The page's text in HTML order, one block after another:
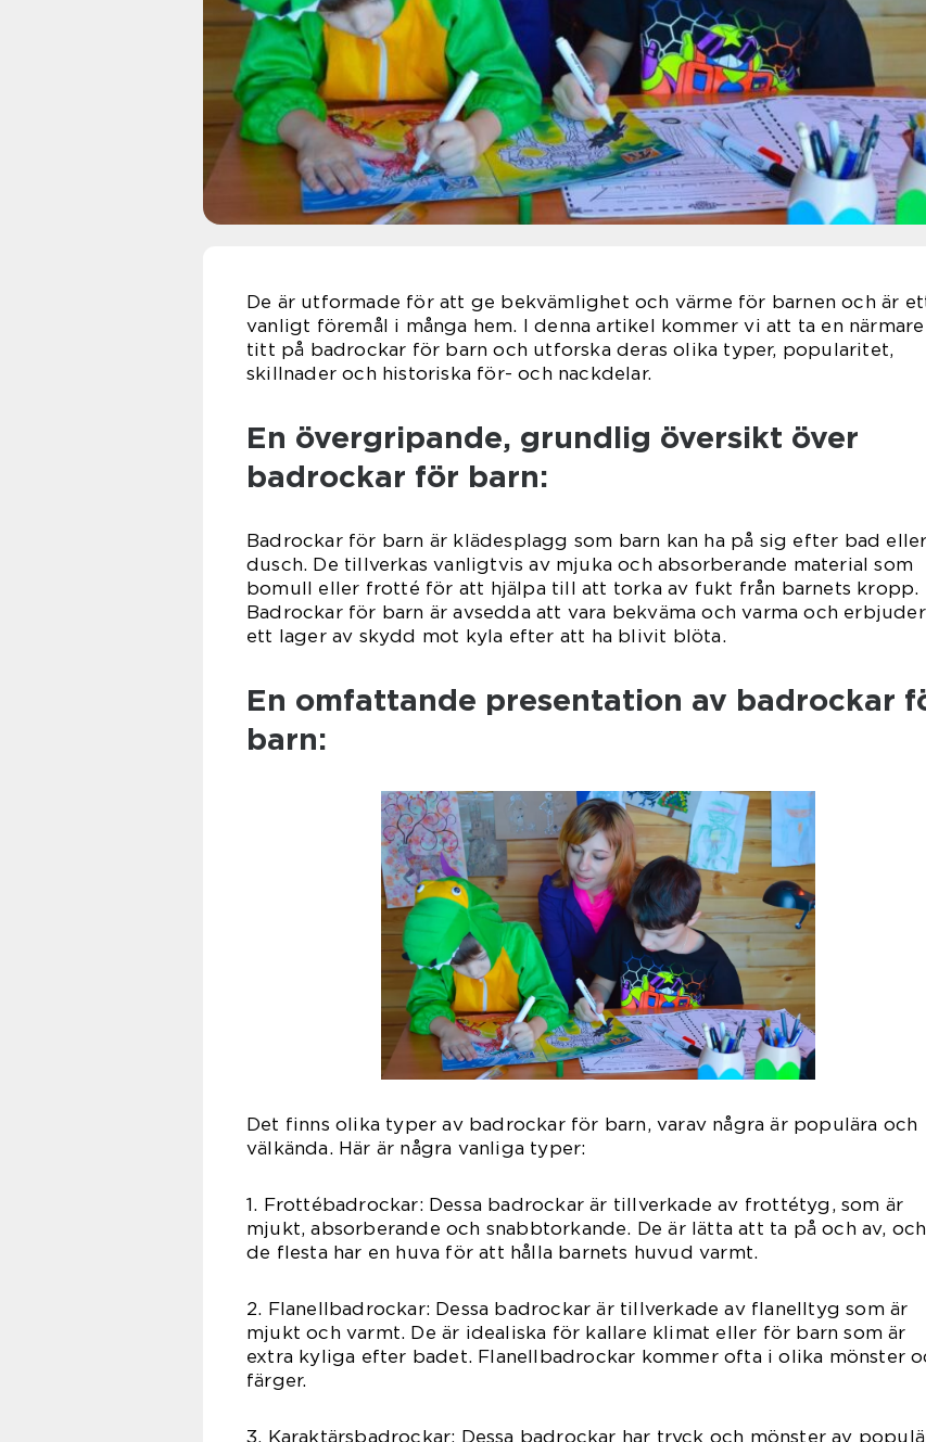
De är utformade för att ge bekvämlighet och värme för barnen och är
vanligt föremål i många hem. I denna artikel kommer vi att ta en närmare
titt på badrockar för barn och utforska deras olika typer, popularitet,
skillnader och historiska för- och nackdelar.
En övergripande, grundlig översikt över
badrockar för barn:
Badrockar för barn är klädesplagg som barn kan ha på sig efter bad eller
dusch. De tillverkas vanligtvis av mjuka och absorberande material som
bomull eller frotté för att hjälpa till att torka av fukt från barnets kropp.
Badrockar för barn är avsedda att vara bekväma och varma och erbjuder
ett lager av skydd mot kyla efter att ha blivit blöta.
En omfattande presentation av badrockar
barn:
Det finns olika typer av badrockar för barn, varav några är populära och
välkända. Här är några vanliga typer:
1. Frottébadrockar: Dessa badrockar är tillverkade av frottétyg, som är
mjukt, absorberande och snabbtorkande. De är lätta att ta på och av, och
de flesta har en huva för att hålla barnets huvud varmt.
2. Flanellbadrockar: Dessa badrockar är tillverkade av flanelltyg som är
mjukt och varmt. De är idealiska för kallare klimat eller för barn som är
extra kyliga efter badet. Flanellbadrockar kommer ofta i olika mönster
färger.
3. Karaktärsbadrockar: Dessa badrockar har tryck och mönster av